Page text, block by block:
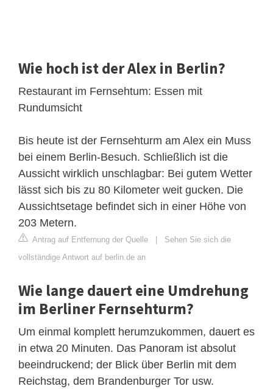
Wie hoch ist der Alex in Berlin?
Restaurant im Fernsehtum: Essen mit
Rundumsicht
Bis heute ist der Fernsehturm am Alex ein Muss
bei einem Berlin-Besuch. Schließlich ist die
Aussicht wirklich unschlagbar: Bei gutem Wetter
lässt sich bis zu 80 Kilometer weit gucken. Die
Aussichtsetage befindet sich in einer Höhe von
203 Metern.
Antrag auf Entfernung der Quelle | Sehen Sie sich die
vollständige Antwort auf berlin.de an
Wie lange dauert eine Umdrehung
im Berliner Fernsehturm?
Um einmal komplett herumzukommen, dauert es
in etwa 20 Minuten. Das Panoram ist absolut
beeindruckend; der Blick über Berlin mit dem
Reichstag, dem Brandenburger Tor usw.